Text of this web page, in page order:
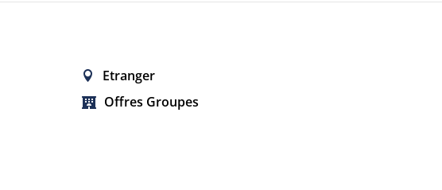
Etranger
Offres Groupes